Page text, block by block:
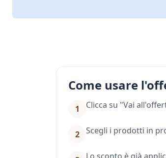
Come usare
1 Clicca su "Vai
2 Scegli i prodotti in